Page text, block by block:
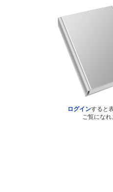
ログインすると
ご覧になれ